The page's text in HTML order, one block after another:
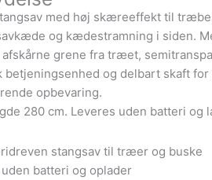
med høj skæreeffekt til
og kædestramning i siden.
grene fra træet,
betjeningsenhed og delbart skaft
opbevaring.
280 cm. Leveres uden batteri og
stangsav til træer og buske
batteri og oplader